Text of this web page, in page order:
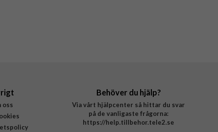
oss
Behöver du hjälp?
Via vårt hjälpcenter så hittar du svar
på de vanligaste frågorna:
https://help.tillbehor.tele2.se